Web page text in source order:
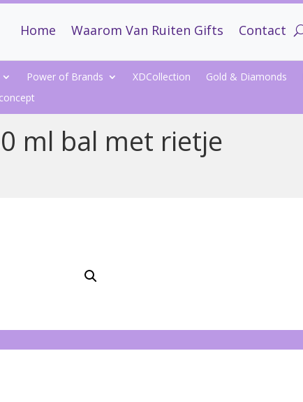
Home Waarom Van Ruiten Gifts Contact
Power of Brands XDCollection Gold & Diamonds
ml bal met rietje